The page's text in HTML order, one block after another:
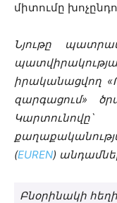
միտումը
Նյութը
իրականացվող
զարգացում»
(EUREN)
Բնօրինակի